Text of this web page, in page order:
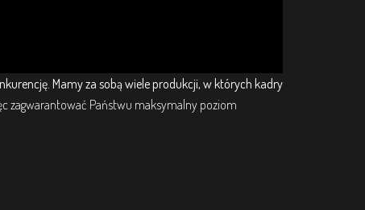
Mamy za sobą wiele produkcji, w których kadry
zagwarantować Państwu maksymalny poziom